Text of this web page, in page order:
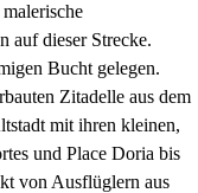
auf dieser Strecke.
Bucht gelegen.
Zitadelle aus dem
mit ihren kleinen,
und Place Doria bis
von Ausflüglern aus